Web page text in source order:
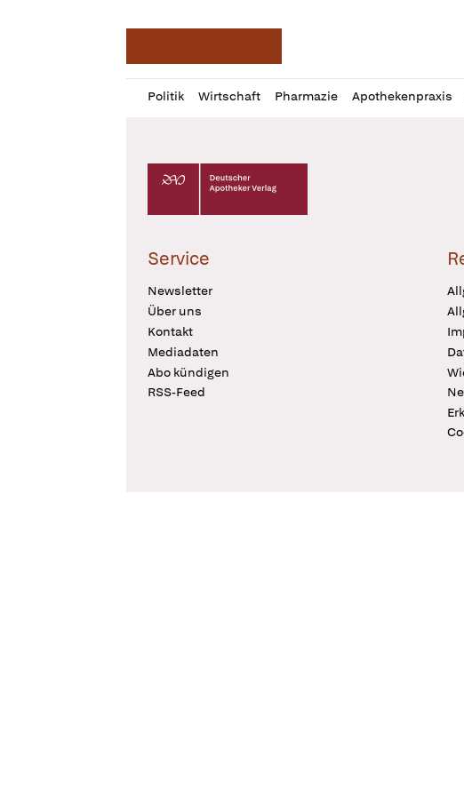
Politik Wirtschaft Pharmazie Apothekenpraxis
Profil
öffnen
Daz
Pur
Deutscher Apotheker Verlag Logo
Service
Newsletter
Über uns
Kontakt
Mediadaten
Abo kündigen
RSS-Feed